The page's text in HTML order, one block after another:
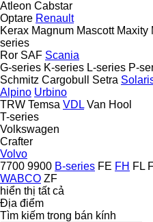
Atleon Cabstar
Optare Renault
Kerax Magnum Mascott Maxity
series
Ror SAF Scania
G-series K-series L-series P-
Schmitz Cargobull
Setra
Alpino Urbino
TRW Temsa VDL Van Hool
T-series
Volkswagen
Crafter
Volvo
7700 9900 B-series FE FH FL
WABCO ZF
hiển thị tất cả
Địa điểm
Tìm kiếm trong bán kính